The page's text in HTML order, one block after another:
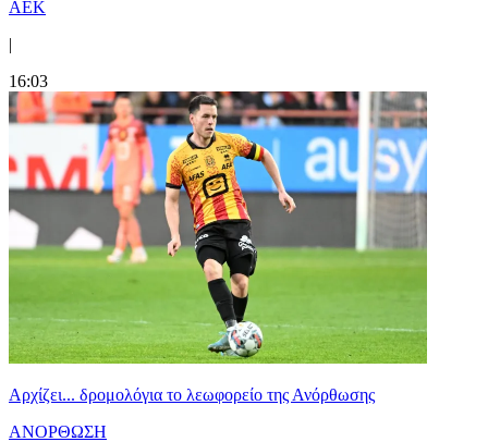
ΑΕΚ
|
16:03
Αρχίζει... δρομολόγια το λεωφορείο της Ανόρθωσης
ΑΝΟΡΘΩΣΗ